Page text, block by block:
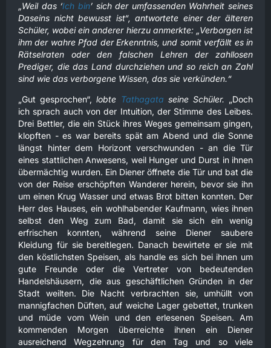
„Weil das ‘Ich bin’ sich der umfassenden Wahrheit seines
Daseins nicht bewusst ist“, antwortete einer der älteren
Schüler, wobei ein anderer hierzu anmerkte: „Verborgen ist
ihm der wahre Pfad der Erkenntnis, und somit verfällt es in
Rätselraten oder den falschen Lehren der zahllosen
Prediger, die das Land durchziehen und so reich an Zahl
sind wie das verborgene Wissen, das sie verkünden.“
„Gut gesprochen“,lobte Tathagata seine Schüler. „Doch
ich sprach auch von der Intuition, der Stimme des Leibes.
Drei Bettler, die ein Stück ihres Weges gemeinsam gingen,
klopften - es war bereits spät am Abend und die Sonne
längst hinter dem Horizont verschwunden - an die Tür
eines stattlichen Anwesens, weil Hunger und Durst in ihnen
übermächtig wurden. Ein Diener öffnete die Tür und bat die
von der Reise erschöpften Wanderer herein, bevor sie ihn
um einen Krug Wasser und etwas Brot bitten konnten. Der
Herr des Hauses, ein wohlhabender Kaufmann, wies ihnen
selbst den Weg zum Bad, damit sie sich ein wenig
erfrischen konnten, während seine Diener saubere
Kleidung für sie bereitlegen. Danach bewirtete er sie mit
den köstlichsten Speisen, als handle es sich bei ihnen um
gute Freunde oder die Vertreter von bedeutenden
Handelshäusern, die aus geschäftlichen Gründen in der
Stadt weilten. Die Nacht verbrachten sie, umhüllt von
mannigfachen Düften, auf weiche Lager gebettet, trunken
und müde vom Wein und den erlesenen Speisen. Am
kommenden Morgen überreichte ihnen ein Diener
ausreichend Wegzehrung für den Tag und so viele